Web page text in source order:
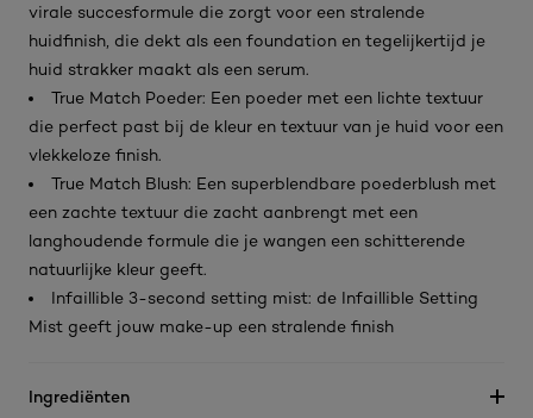
virale succesformule die zorgt voor een stralende
huidfinish, die dekt als een foundation en tegelijkertijd je
huid strakker maakt als een serum.
True Match Poeder: Een poeder met een lichte textuur
die perfect past bij de kleur en textuur van je huid voor een
vlekkeloze finish.
True Match Blush: Een superblendbare poederblush met
een zachte textuur die zacht aanbrengt met een
langhoudende formule die je wangen een schitterende
natuurlijke kleur geeft.
Infaillible 3-second setting mist: de Infaillible Setting
Mist geeft jouw make-up een stralende finish
Ingrediënten